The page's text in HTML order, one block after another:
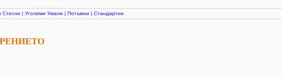
Стесни | Уголеми Умали | Потъмни | Стандартни